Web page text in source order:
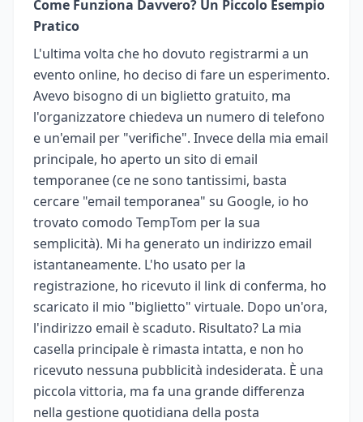
Come Funziona Davvero? Un Piccolo Esempio
Pratico
L'ultima volta che ho dovuto registrarmi a un
evento online, ho deciso di fare un esperimento.
Avevo bisogno di un biglietto gratuito, ma
l'organizzatore chiedeva un numero di telefono
e un'email per "verifiche". Invece della mia email
principale, ho aperto un sito di email
temporanee (ce ne sono tantissimi, basta
cercare "email temporanea" su Google, io ho
trovato comodo TempTom per la sua
semplicità). Mi ha generato un indirizzo email
istantaneamente. L'ho usato per la
registrazione, ho ricevuto il link di conferma, ho
scaricato il mio "biglietto" virtuale. Dopo un'ora,
l'indirizzo email è scaduto. Risultato? La mia
casella principale è rimasta intatta, e non ho
ricevuto nessuna pubblicità indesiderata. È una
piccola vittoria, ma fa una grande differenza
nella gestione quotidiana della posta